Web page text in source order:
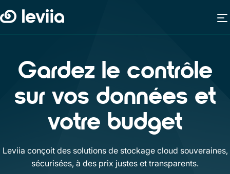
Gardez le contrôle
sur vos données et
votre budget
Leviia conçoit des solutions de stockage cloud souveraines,
sécurisées, à des prix justes et transparents.